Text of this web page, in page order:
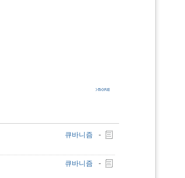
큐바니즘 -
큐바니즘 -